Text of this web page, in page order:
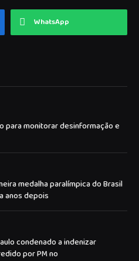
WhatsApp
para monitorar desinformação e
medalha paralímpica do Brasil
anos depois
condenado a indenizar
por PM no